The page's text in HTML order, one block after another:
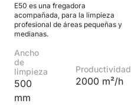
E50 es una fregadora
acompañada, para la limpieza
profesional de áreas pequeñas y
medianas.
Ancho
de
limpieza
500
mm
Productividad
2000 m²/h